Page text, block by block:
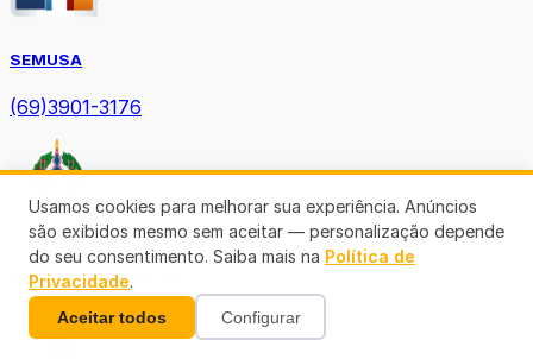
SEMUSA
(69)3901-3176
Diário Oficial TCE-RO
Usamos cookies para melhorar sua experiência. Anúncios
são exibidos mesmo sem aceitar — personalização depende
do seu consentimento. Saiba mais na Política de
Privacidade.
Aceitar todos Configurar